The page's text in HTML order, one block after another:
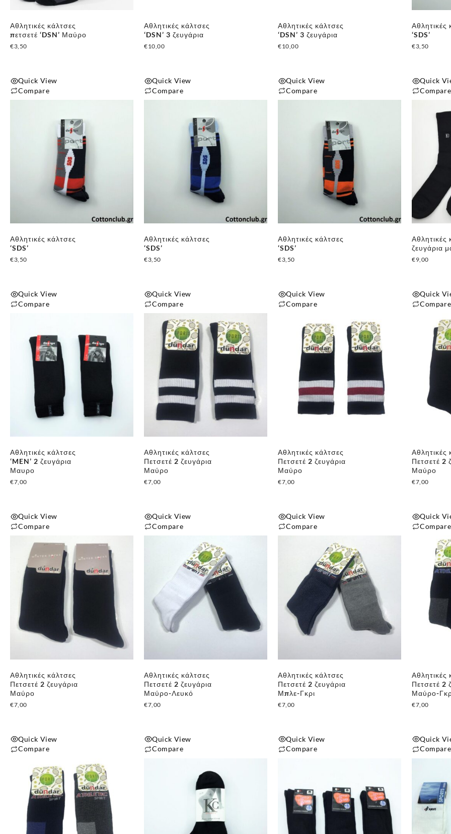
Αθλητικές κάλτσες
πετσετέ ‘DSN’ Μαύρο
€3,50
Quick View
Compare
Αυτό
στη
σελίδα
Αθλητικές κάλτσες
‘DSN’ 3 ζευγάρια
€10,00
Quick View
Compare
Αυτό
στη
σελίδα
Αθλητικές κάλτσες
‘DSN’ 3 ζευγάρια
€10,00
Quick View
Compare
Αυτό
στη
σελίδα
Αθλητικές
‘SDS’
€3,50
Quick
Compare
πολλαπλές
παραλλαγές.
επιλογές
μπορούν
να
στη
σελίδα
Αθλητικές κάλτσες
‘SDS’
€3,50
Quick View
Compare
προϊόν
πολλαπλές
παραλλαγές.
επιλογές
μπορούν
στη
σελίδα
του
Αθλητικές κάλτσες
‘SDS’
€3,50
Quick View
Compare
Αυτό
προϊόν
πολλαπλές
παραλλαγές.
επιλογές
μπορούν
στη
σελίδα
του
Αθλητικές κάλτσες
‘SDS’
€3,50
Quick View
Compare
πολλαπλές
παραλλαγές.
επιλογές
μπορούν
στη
σελίδα
του
Αθλητικές
ζευγάρια
€9,00
Quick
Compare
Αθλητικές κάλτσες
‘MEN’ 2 ζευγάρια
Μαυρο
€7,00
Quick View
Compare
προϊόν
πολλαπλές
παραλλαγές.
επιλογές
στη
σελίδα
του
Αθλητικές κάλτσες
Πετσετέ 2 ζευγάρια
Μαύρο
€7,00
Quick View
Compare
Αθλητικές κάλτσες
Πετσετέ 2 ζευγάρια
Μαύρο
€7,00
Quick View
Compare
Αθλητικές
Πετσετέ 2
Μαύρο
€7,00
Quick
Compare
Αθλητικές κάλτσες
Πετσετέ 2 ζευγάρια
Μαύρο
€7,00
Quick View
Compare
Αθλητικές κάλτσες
Πετσετέ 2 ζευγάρια
Μαύρο-Λευκό
€7,00
Quick View
Compare
Αθλητικές κάλτσες
Πετσετέ 2 ζευγάρια
Μπλε-Γκρι
€7,00
Quick View
Compare
Αθλητικές
Πετσετέ 2
Μαύρο-
€7,00
Quick
Compare